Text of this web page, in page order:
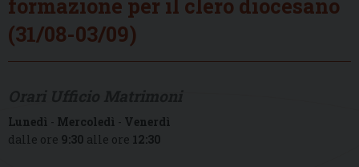
formazione per il clero diocesano
(31/08-03/09)
Lunedì - Mercoledì - Venerdì
dalle ore 9:30 alle ore 12:30